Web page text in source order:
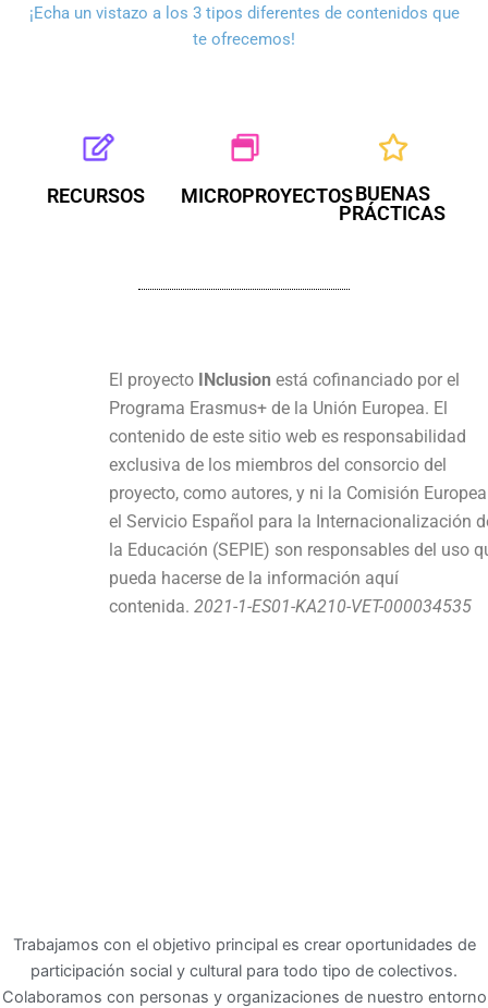
¡Echa un vistazo a los 3 tipos diferentes de contenidos que
te ofrecemos!
RECURSOS MICROPROYECTOSBUENAS
PRÁCTICAS
El proyecto INclusion está cofinanciado por el
Programa Erasmus+ de la Unión Europea. El
contenido de este sitio web es responsabilidad
exclusiva de los miembros del consorcio del
proyecto, como autores, y ni la Comisión
el Servicio Español para la Internacionalización
la Educación (SEPIE) son responsables del uso
pueda hacerse de la información aquí
contenida. 2021-1-ES01-KA210-VET-000034535
Trabajamos con el objetivo principal es crear oportunidades de
participación social y cultural para todo tipo de colectivos.
Colaboramos con personas y organizaciones de nuestro entorno